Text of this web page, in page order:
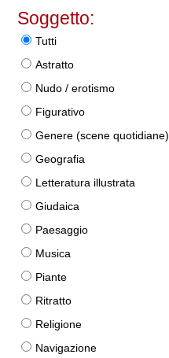
Soggetto:
Tutti
Astratto
Nudo / erotismo
Figurativo
Genere (scene quotidiane)
Geografia
Letteratura illustrata
Giudaica
Paesaggio
Musica
Piante
Ritratto
Religione
Navigazione